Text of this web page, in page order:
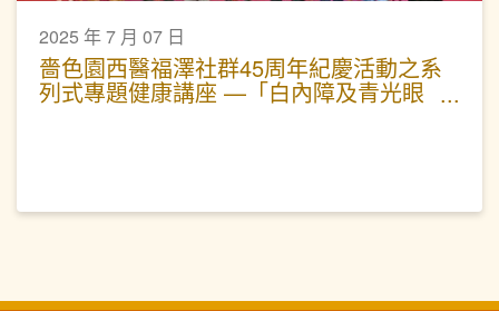
2025 年 7 月 07 日
嗇色園西醫福澤社群45周年紀慶活動之系
列式專題健康講座 —「白內障及青光眼